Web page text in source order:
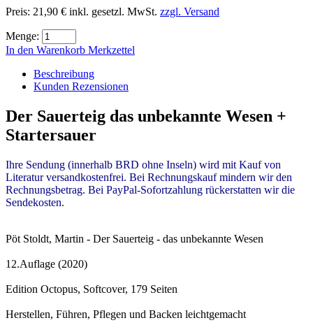
Preis: 21,90 € inkl. gesetzl. MwSt. zzgl. Versand
Menge:
In den Warenkorb Merkzettel
Beschreibung
Kunden Rezensionen
Der Sauerteig das unbekannte Wesen +
Startersauer
Ihre Sendung (innerhalb BRD ohne Inseln) wird mit Kauf von
Literatur versandkostenfrei. Bei Rechnungskauf mindern wir den
Rechnungsbetrag. Bei PayPal-Sofortzahlung rückerstatten wir die
Sendekosten.
Pöt Stoldt, Martin - Der Sauerteig - das unbekannte Wesen
12.Auflage (2020)
Edition Octopus, Softcover, 179 Seiten
Herstellen, Führen, Pflegen und Backen leichtgemacht